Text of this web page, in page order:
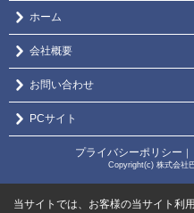
ホーム
会社概要
お問い合わせ
PCサイト
プライバシーポリシー ｜
Copyright(c) 株式会社
当サイトでは、お客様の当サイト利